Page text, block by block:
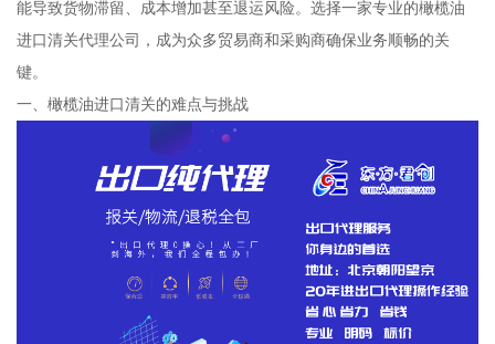
能导致货物滞留、成本增加甚至退运风险。选择一家专业的橄榄油
进口清关代理公司，成为众多贸易商和采购商确保业务顺畅的关
键。
一、橄榄油进口清关的难点与挑战